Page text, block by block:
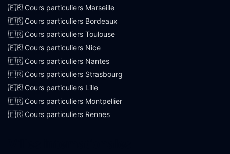
🇫🇷 Cours particuliers Marseille
🇫🇷 Cours particuliers Bordeaux
🇫🇷 Cours particuliers Toulouse
🇫🇷 Cours particuliers Nice
🇫🇷 Cours particuliers Nantes
🇫🇷 Cours particuliers Strasbourg
🇫🇷 Cours particuliers Lille
🇫🇷 Cours particuliers Montpellier
🇫🇷 Cours particuliers Rennes